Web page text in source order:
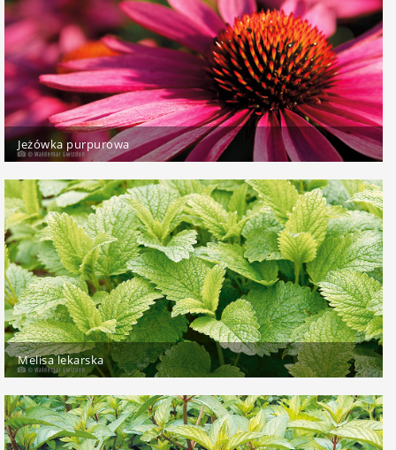
Jeżówka purpurowa
Melisa lekarska